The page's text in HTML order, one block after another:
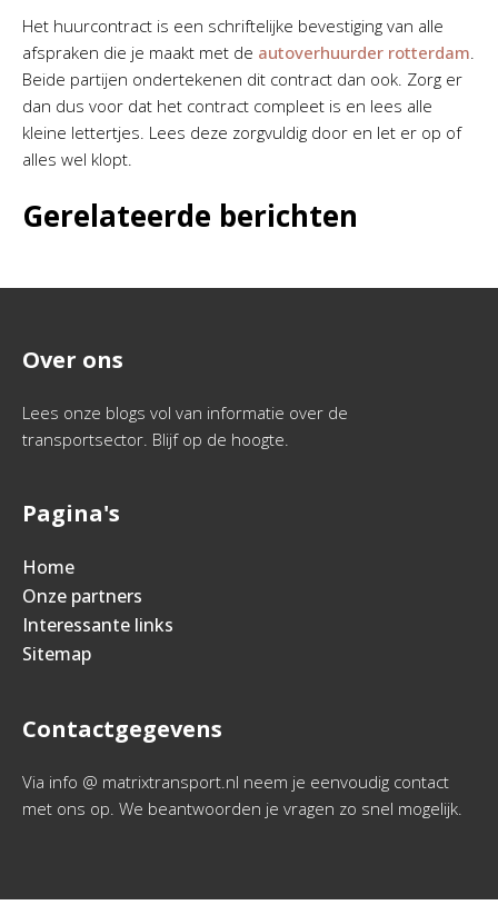
Het huurcontract is een schriftelijke bevestiging van alle
afspraken die je maakt met de autoverhuurder rotterdam.
Beide partijen ondertekenen dit contract dan ook. Zorg er
dan dus voor dat het contract compleet is en lees alle
kleine lettertjes. Lees deze zorgvuldig door en let er op of
alles wel klopt.
Gerelateerde berichten
Over ons
Lees onze blogs vol van informatie over de
transportsector. Blijf op de hoogte.
Pagina's
Home
Onze partners
Interessante links
Sitemap
Contactgegevens
Via info @ matrixtransport.nl neem je eenvoudig contact
met ons op. We beantwoorden je vragen zo snel mogelijk.